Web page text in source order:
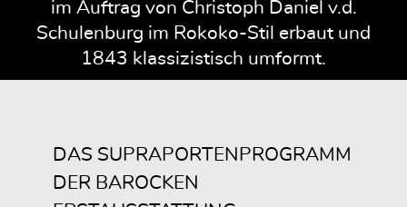
im Auftrag von Christoph Daniel v.d.
Schulenburg im Rokoko-Stil erbaut und
1843 klassizistisch umformt.
DAS SUPRAPORTENPROGRAMM
DER BAROCKEN